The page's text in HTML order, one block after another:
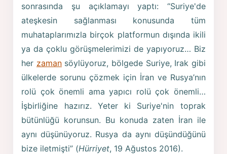
sonrasında şu açıklamayı yaptı: “Suriye'de
ateşkesin sağlanması konusunda tüm
muhataplarımızla birçok platformun dışında ikili
ya da çoklu görüşmelerimizi de yapıyoruz… Biz
her zamansöylüyoruz, bölgede Suriye, Irak gibi
ülkelerde sorunu çözmek için İran ve Rusya’nın
rolü çok önemli ama yapıcı rolü çok önemli…
İşbirliğine hazırız. Yeter ki Suriye'nin toprak
bütünlüğü korunsun. Bu konuda zaten İran ile
aynı düşünüyoruz. Rusya da aynı düşündüğünü
bize iletmişti” (Hürriyet, 19 Ağustos 2016).